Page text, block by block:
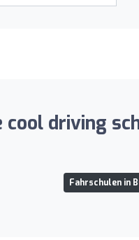
cool driving
Fahrschulen in